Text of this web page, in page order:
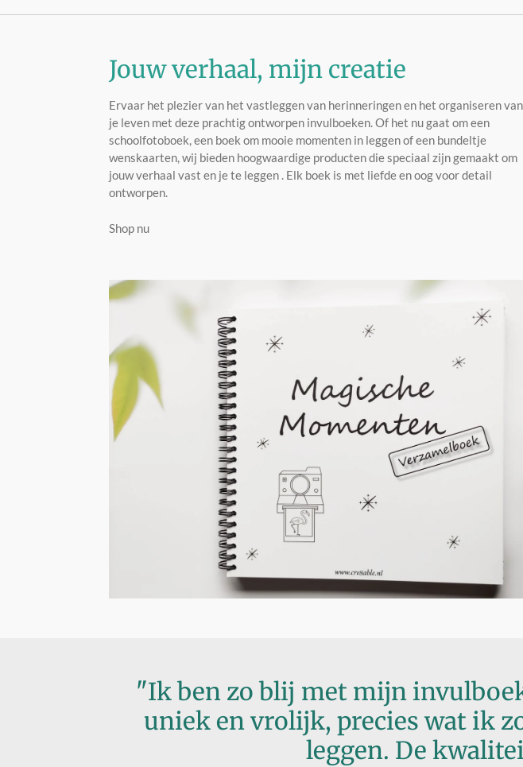
Jouw verhaal, mijn creatie
Ervaar het plezier van het vastleggen van herinneringen en het organiseren van
je leven met deze prachtig ontworpen invulboeken. Of het nu gaat om een
schoolfotoboek, een boek om mooie momenten in leggen of een bundeltje
wenskaarten, wij bieden hoogwaardige producten die speciaal zijn gemaakt om
jouw verhaal vast en je te leggen . Elk boek is met liefde en oog voor detail
ontworpen.
Shop nu
"Ik ben zo blij met mijn
uniek en vrolijk, precies wat ik
leggen. De